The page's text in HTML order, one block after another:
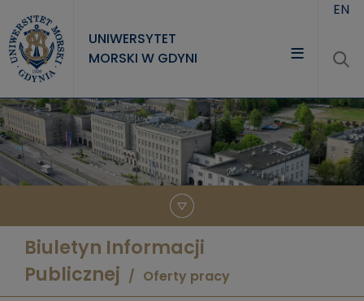
UNIWERSYTET
MORSKI W GDYNI
UNIWERSYTET
STUDIA
NAUKA
EN
Biuletyn Informacji
Publicznej
Oferty pracy